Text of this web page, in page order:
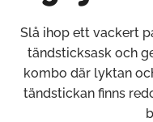
Slå ihop ett vackert
tändsticksask och
kombo där lyktan
tändstickan finns